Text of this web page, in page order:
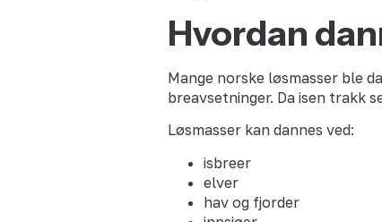
Hvordan
Mange norske løsmasser ble
breavsetninger. Da isen trakk
Løsmasser kan dannes ved:
isbreer
elver
hav og fjorder